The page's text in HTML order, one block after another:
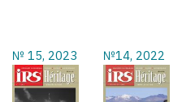
№ 15, 2023 №14, 2022